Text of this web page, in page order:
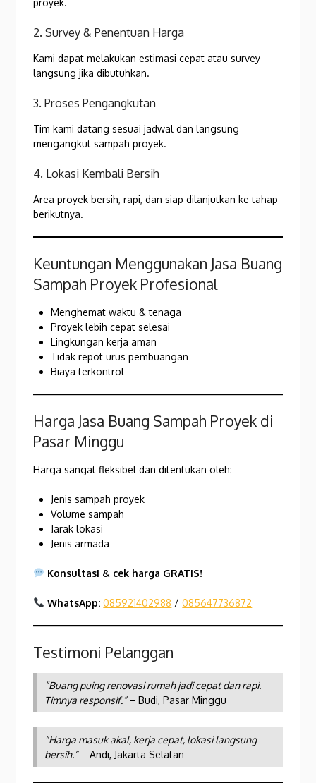
proyek.
2. Survey & Penentuan Harga
Kami dapat melakukan estimasi cepat atau survey
langsung jika dibutuhkan.
3. Proses Pengangkutan
Tim kami datang sesuai jadwal dan langsung
mengangkut sampah proyek.
4. Lokasi Kembali Bersih
Area proyek bersih, rapi, dan siap dilanjutkan ke tahap
berikutnya.
Keuntungan Menggunakan Jasa Buang
Sampah Proyek Profesional
Menghemat waktu & tenaga
Proyek lebih cepat selesai
Lingkungan kerja aman
Tidak repot urus pembuangan
Biaya terkontrol
Harga Jasa Buang Sampah Proyek di
Pasar Minggu
Harga sangat fleksibel dan ditentukan oleh:
Jenis sampah proyek
Volume sampah
Jarak lokasi
Jenis armada
Konsultasi & cek harga GRATIS!
WhatsApp: 085921402988 /085647736872
Testimoni Pelanggan
“Buang puing renovasi rumah jadi cepat dan rapi.
Timnya responsif.”– Budi, Pasar Minggu
“Harga masuk akal, kerja cepat, lokasi langsung
bersih.”– Andi, Jakarta Selatan